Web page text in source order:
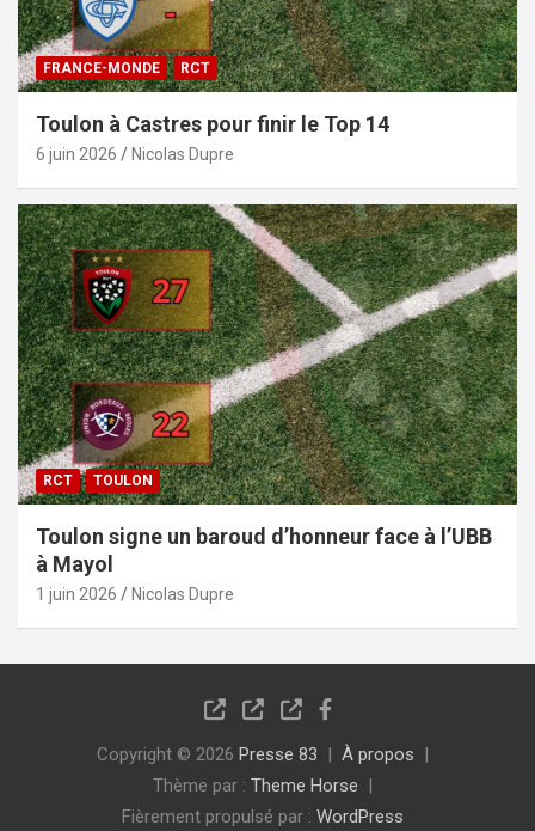
FRANCE-MONDE RCT
Toulon à Castres pour finir le Top 14
6 juin 2026 Nicolas Dupre
RCT TOULON
Toulon signe un baroud d’honneur face à l’UBB
à Mayol
1 juin 2026 Nicolas Dupre
Copyright © 2026 Presse 83
À propos
Thème par : Theme Horse
Fièrement propulsé par : WordPress